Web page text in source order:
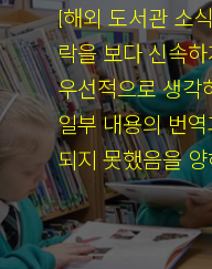
[해외 도서관 소
락을 보다 신속
우선적으로 생각
일부 내용의 번
되지 못했음을
[영국]
공도서